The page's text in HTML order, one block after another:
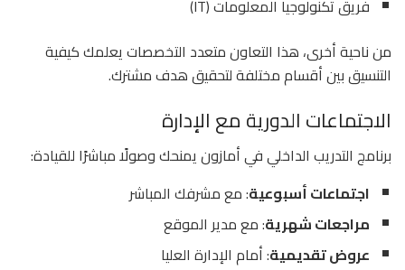
فريق تكنولوجيا المعلومات (IT)
من ناحية أخرى، هذا التعاون متعدد التخصصات يعلمك كيفية
التنسيق بين أقسام مختلفة لتحقيق هدف مشترك.
الاجتماعات الدورية مع الإدارة
برنامج التدريب الداخلي في أمازون يمنحك وصولًا مباشرًا للقيادة:
اجتماعات أسبوعية: مع مشرفك المباشر
مراجعات شهرية: مع مدير الموقع
عروض تقديمية: أمام الإدارة العليا